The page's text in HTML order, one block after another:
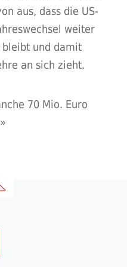
aus, dass die US-
weiter
und damit
an sich zieht.
70 Mio. Euro